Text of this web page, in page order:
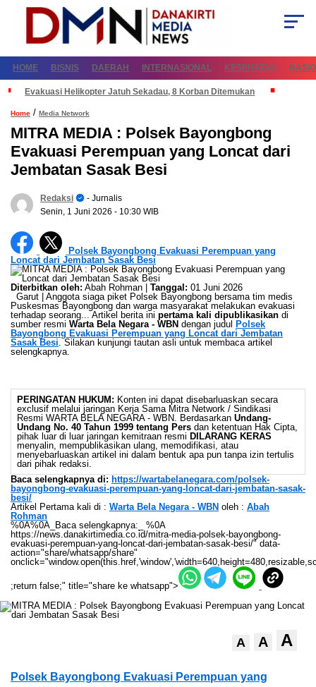
HOME BISNIS DAERAH INTERNASIONAL KESEHATAN
Evakuasi Helikopter Jatuh Sekadau, 8 Korban Ditemukan
Home / Media Network
MITRA MEDIA : Polsek Bayongbong
Evakuasi Perempuan yang Loncat dari
Jembatan Sasak Besi
Redaksi
- Jurnalis
Senin, 1 Juni 2026 - 10:30 WIB
Polsek Bayongbong Evakuasi Perempuan yang
Loncat dari Jembatan Sasak Besi
Diterbitkan oleh: Abah Rohman | Tanggal: 01 Juni 2026
Garut | Anggota siaga piket Polsek Bayongbong bersama tim medis
Puskesmas Bayongbong dan warga masyarakat melakukan evakuasi
terhadap seorang... Artikel berita ini pertama kali dipublikasikan di
sumber resmi Warta Bela Negara - WBN dengan judul Polsek
Bayongbong Evakuasi Perempuan yang Loncat dari Jembatan
Sasak Besi. Silakan kunjungi tautan asli untuk membaca artikel
selengkapnya.
PERINGATAN HUKUM: Konten ini dapat disebarluaskan secara
exclusif melalui jaringan Kerja Sama Mitra Network / Sindikasi
Resmi WARTA BELA NEGARA - WBN. Berdasarkan Undang-
Undang No. 40 Tahun 1999 tentang Pers dan ketentuan Hak Cipta,
pihak luar di luar jaringan kemitraan resmi DILARANG KERAS
menyalin, mempublikasikan ulang, memodifikasi, atau
menyebarluaskan artikel ini dalam bentuk apa pun tanpa izin tertulis
dari pihak redaksi.
Baca selengkapnya di: https://wartabelanegara.com/polsek-
bayongbong-evakuasi-perempuan-yang-loncat-dari-jembatan-sasak-
besi/
Artikel Pertama kali di : Warta Bela Negara - WBN oleh : Abah
Rohman
%0A%0A_Baca selengkapnya:_ %0A
https://news.danakirtimedia.co.id/mitra-media-polsek-bayongbong-
evakuasi-perempuan-yang-loncat-dari-jembatan-sasak-besi/" data-
action="share/whatsapp/share"
;return false;" title="share ke whatsapp">
A A A
Polsek Bayongbong Evakuasi Perempuan yang